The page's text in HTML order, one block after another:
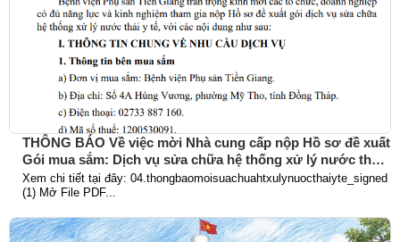
THÔNG BÁO Về việc mời Nhà cung cấp nộp Hồ sơ đề xuất
Gói mua sắm: Dịch vụ sửa chữa hệ thống xử lý nước thải
y tế
Xem chi tiết tại đây: 04.thongbaomoisuachuahtxulynuocthaiyte_signed
(1) Mở File PDF...